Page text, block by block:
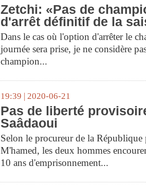
Zetchi: «Pas de
d'arrêt définitif de la
Dans le cas où l'option d'arrêter le
journée sera prise, je ne considère
champion...
19:39 | 2020-06-21
Pas de liberté
Saâdaoui
Selon le procureur de la
M'hamed, les deux hommes
10 ans d'emprisonnement...